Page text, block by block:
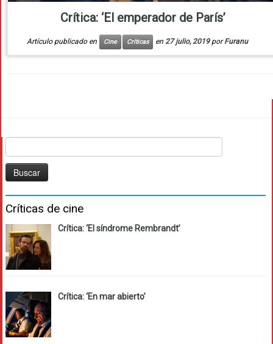
Crítica: ‘El emperador de París’
Artículo publicado en Cine Críticas en 27 julio, 2019 porFuranu
Críticas de cine
Crítica: ‘El síndrome Rembrandt’
Crítica: ‘En mar abierto’